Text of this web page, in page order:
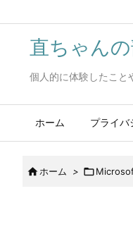
直ちゃん
個人的に体験したこと
ホーム プライバ
 ホーム > 